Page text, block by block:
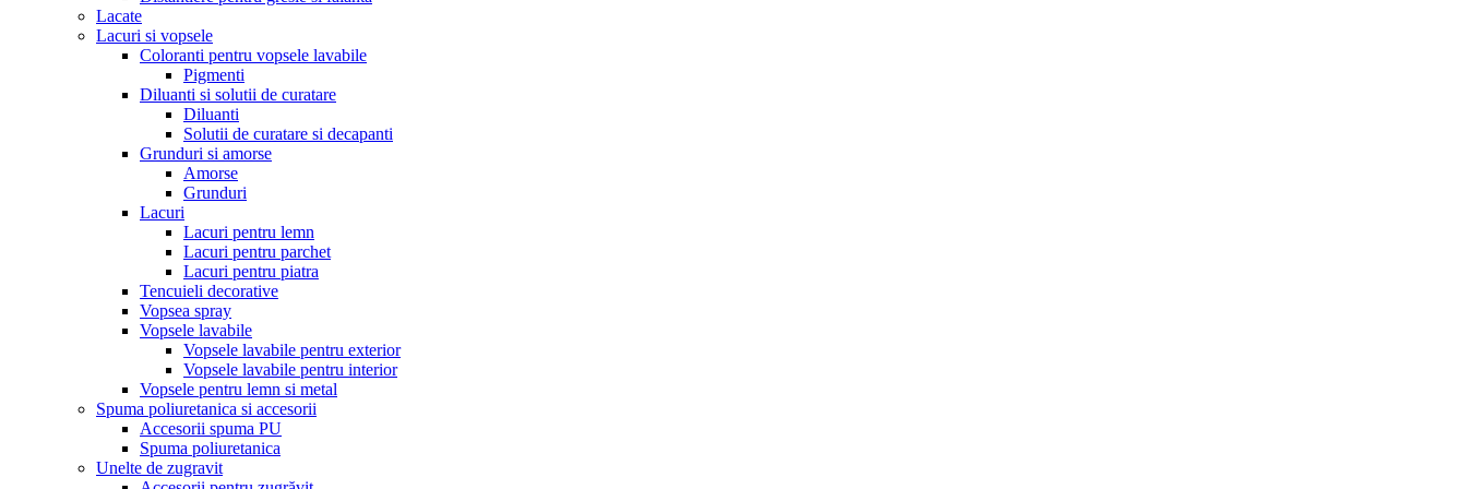
Lacate
Lacuri si vopsele
Coloranti pentru vopsele lavabile
Pigmenti
Diluanti si solutii de curatare
Diluanti
Solutii de curatare si decapanti
Grunduri si amorse
Amorse
Grunduri
Lacuri
Lacuri pentru lemn
Lacuri pentru parchet
Lacuri pentru piatra
Tencuieli decorative
Vopsea spray
Vopsele lavabile
Vopsele lavabile pentru exterior
Vopsele lavabile pentru interior
Vopsele pentru lemn si metal
Spuma poliuretanica si accesorii
Accesorii spuma PU
Spuma poliuretanica
Unelte de zugravit